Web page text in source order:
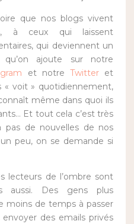
que nos blogs vivent
à ceux qui laissent
qui deviennent un
ajoute sur notre
et notre Twitteret
« voit » quotidiennement,
même dans quoi ils
Et tout cela c’est très
pas de nouvelles de nos
peu, on se demande si
lecteurs de l’ombre sont
aussi. Des gens plus
moins de temps à passer
des emails privés